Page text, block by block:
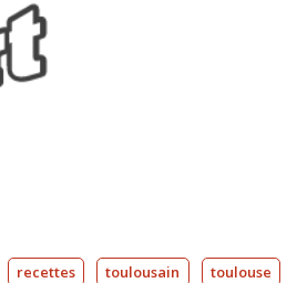
recettes toulousain
toulouse